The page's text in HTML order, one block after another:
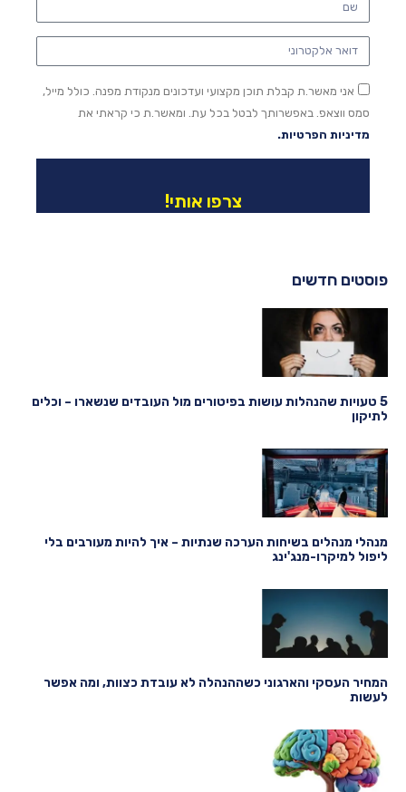
אני מאשר.ת קבלת תוכן מקצועי ועדכונים מנקודת מפנה. כולל מייל,
סמס ווצאפ. באפשרותך לבטל בכל עת. ומאשר.ת כי קראתי את
מדיניות הפרטיות.
צרפו אותי!
פוסטים חדשים
5 טעויות שהנהלות עושות בפיטורים מול העובדים שנשארו – וכלים
לתיקון
מנהלי מנהלים בשיחות הערכה שנתיות – איך להיות מעורבים בלי
ליפול למיקרו-מנג'ינג
המחיר העסקי והארגוני כשההנהלה לא עובדת כצוות, ומה אפשר
לעשות